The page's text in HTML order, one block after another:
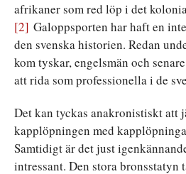
afrikaner som red löp i det
[2] Galoppsporten har haft en
den svenska historien. Redan
kom tyskar, engelsmän och
att rida som professionella i de
Det kan tyckas anakronistiskt att
kapplöpningen med
Samtidigt är det just
intressant. Den stora bronsstatyn